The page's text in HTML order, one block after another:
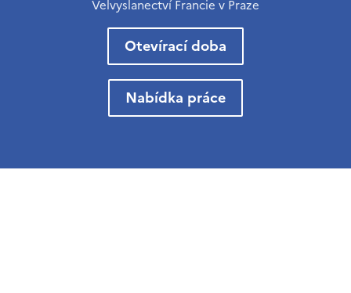
Velvyslanectví Francie v Praze
Otevírací doba
Nabídka práce